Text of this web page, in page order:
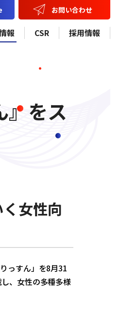
お問い合わせ
報 CSR 採用情報
』をス
女性向
っすん」を8月31
、女性の多種多様